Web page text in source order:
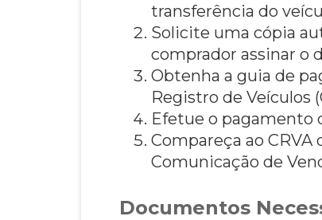
transferência do
Solicite uma cópia
comprador assinar o
Obtenha a guia de
Registro de Veículos
Efetue o pagamento
Compareça ao
Comunicação de
Documentos